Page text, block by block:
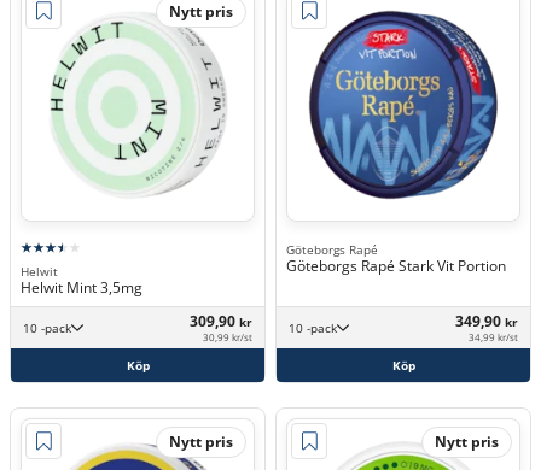
Nytt pris
Helwit
Helwit Mint 3,5mg
10 -pack 309,90 kr
30,99 kr/st
Köp
Göteborgs Rapé
Göteborgs Rapé Stark Vit Portion
10 -pack 349,90 kr
34,99 kr/st
Köp
Nytt pris Nytt pris